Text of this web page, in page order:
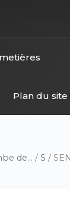
Plan du site
de... / S /